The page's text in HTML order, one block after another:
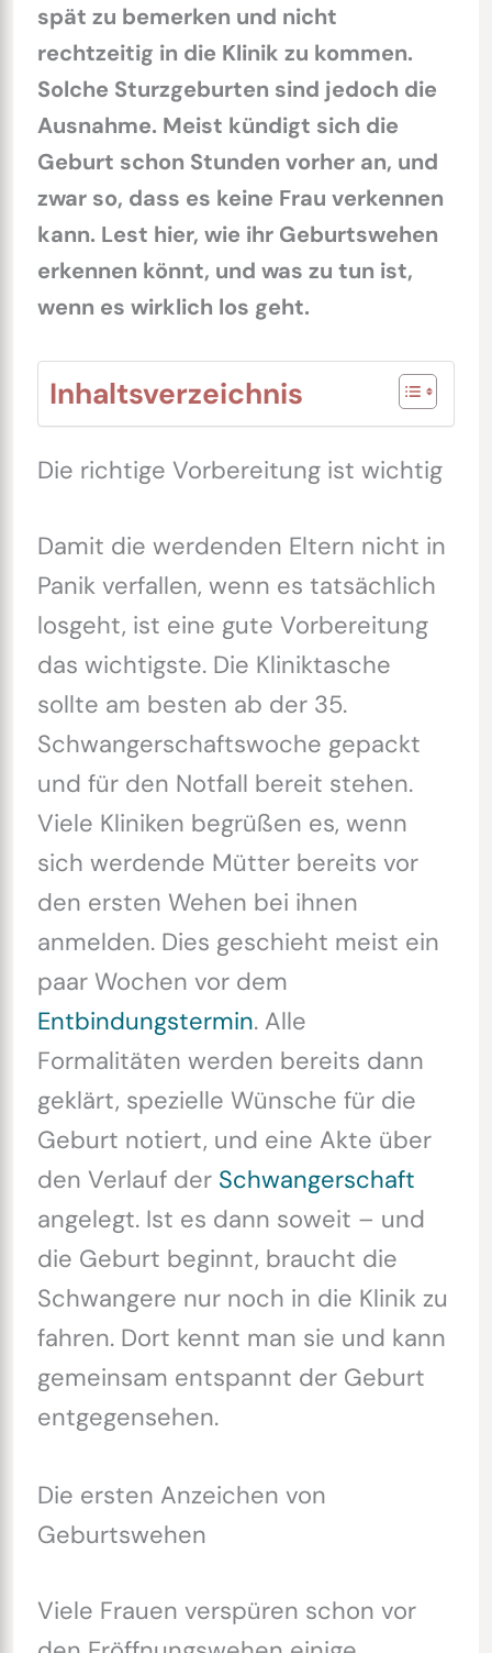
spät zu bemerken und nicht
rechtzeitig in die Klinik zu kommen.
Solche Sturzgeburten sind jedoch die
Ausnahme. Meist kündigt sich die
Geburt schon Stunden vorher an, und
zwar so, dass es keine Frau verkennen
kann. Lest hier, wie ihr Geburtswehen
erkennen könnt, und was zu tun ist,
wenn es wirklich los geht.
Inhaltsverzeichnis
Die richtige Vorbereitung ist wichtig
Damit die werdenden Eltern nicht in
Panik verfallen, wenn es tatsächlich
losgeht, ist eine gute Vorbereitung
das wichtigste. Die Kliniktasche
sollte am besten ab der 35.
Schwangerschaftswoche gepackt
und für den Notfall bereit stehen.
Viele Kliniken begrüßen es, wenn
sich werdende Mütter bereits vor
den ersten Wehen bei ihnen
anmelden. Dies geschieht meist ein
paar Wochen vor dem
Entbindungstermin. Alle
Formalitäten werden bereits dann
geklärt, spezielle Wünsche für die
Geburt notiert, und eine Akte über
den Verlauf der Schwangerschaft
angelegt. Ist es dann soweit – und
die Geburt beginnt, braucht die
Schwangere nur noch in die Klinik zu
fahren. Dort kennt man sie und kann
gemeinsam entspannt der Geburt
entgegensehen.
Die ersten Anzeichen von
Geburtswehen
Viele Frauen verspüren schon vor